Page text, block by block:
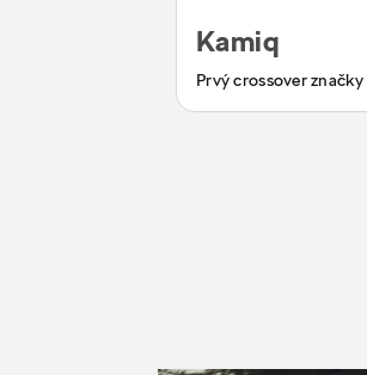
Kamiq
Prvý crossover